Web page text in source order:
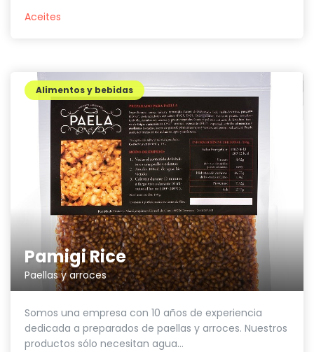
Aceites
Pamigi Rice
Paellas y arroces
Alimentos y bebidas
Somos una empresa con 10 años de experiencia
dedicada a preparados de paellas y arroces. Nuestros
productos sólo necesitan agua...